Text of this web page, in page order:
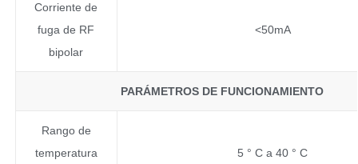
Corriente de
fuga de RF
bipolar
<50mA
PARÁMETROS DE FUNCIONAMIENTO
Rango de
temperatura
5 ° C a 40 ° C